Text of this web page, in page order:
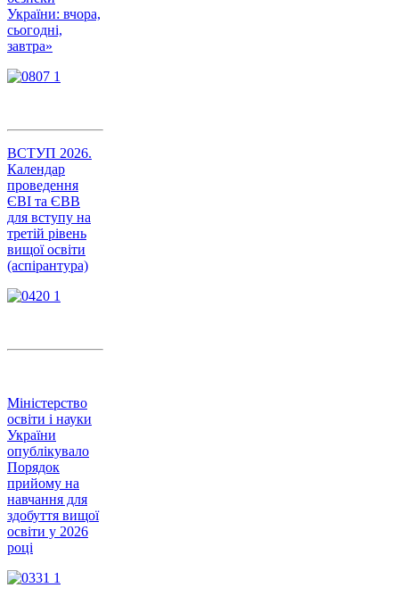
України: вчора,
сьогодні,
завтра»
ВСТУП 2026.
Календар
проведення
ЄВІ та ЄВВ
для вступу на
третій рівень
вищої освіти
(аспірантура)
Міністерство
освіти і науки
України
опублікувало
Порядок
прийому на
навчання для
здобуття вищої
освіти у 2026
році